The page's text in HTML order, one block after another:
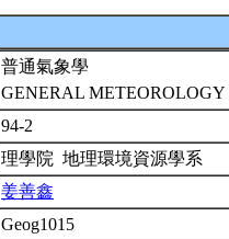
普通氣象學
GENERAL METEOROLOGY
94-2
理學院 地理環境資源學系
姜善鑫
Geog1015